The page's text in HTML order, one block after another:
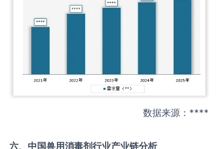
数据来源：****
六、中国兽用消毒剂行业产业链分析